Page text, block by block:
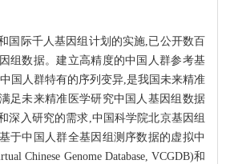
国际千人基因组计划的实施,已公开数百
组数据。建立高精度的中国人群参考基
国人群特有的序列变异,是我国未来精准
足未来精准医学研究中国人基因组数据
深入研究的需求,中国科学院北京基因组
于中国人群全基因组测序数据的虚拟中
Chinese Genome Database, VCGDB)和